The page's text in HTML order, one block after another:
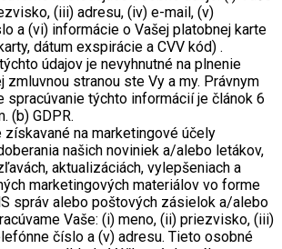
(iii) adresu, (iv) e-mail, (v)
a (vi) informácie o Vašej platobnej karte
dátum exspirácie a CVV kód) .
údajov je nevyhnutné na plnenie
zmluvnou stranou ste Vy a my. Právnym
spracúvanie týchto informácií je článok 6
(b) GDPR.
získavané na marketingové účely
našich noviniek a/alebo letákov,
aktualizáciách, vylepšeniach a
marketingových materiálov vo forme
správ alebo poštových zásielok a/alebo
Vaše: (i) meno, (ii) priezvisko, (iii)
číslo a (v) adresu. Tieto osobné